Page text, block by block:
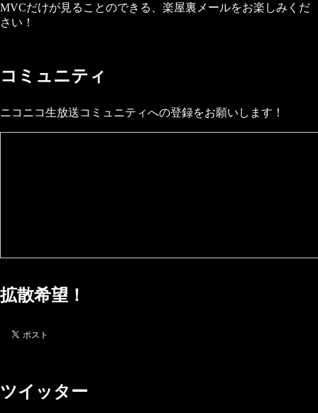
MVCだけが見ることのできる、楽屋裏メールをお楽しみくだ
さい！
コミュニティ
ニコニコ生放送コミュニティへの登録をお願いします！
拡散希望！
ツイッター